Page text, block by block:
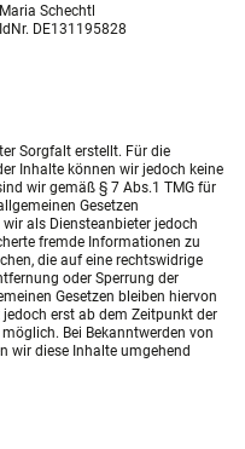
Schechtl
DE131195828
Sorgfalt erstellt. Für die
Inhalte können wir jedoch keine
wir gemäß § 7 Abs.1 TMG für
Gesetzen
als Diensteanbieter jedoch
fremde Informationen zu
die auf eine rechtswidrige
oder Sperrung der
Gesetzen bleiben hiervon
erst ab dem Zeitpunkt der
Bei Bekanntwerden von
wir diese Inhalte umgehend